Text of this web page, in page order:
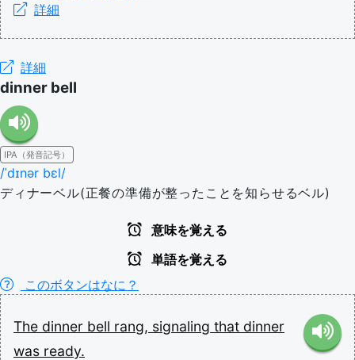
詳細
詳細
dinner bell
IPA（発音記号）
/ˈdɪnər bɛl/
ディナーベル(正餐の準備が整ったことを知らせるベル)
意味を覚える
単語を覚える
このボタンはなに？
The dinner bell rang, signaling that dinner
was ready.